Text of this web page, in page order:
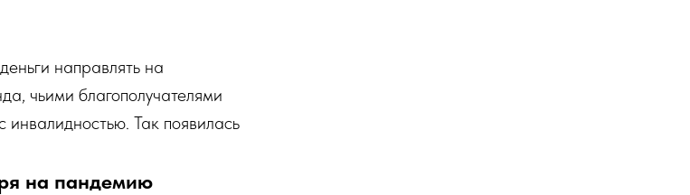
направлять на
чьими благополучателями
инвалидностью. Так появилась
на пандемию